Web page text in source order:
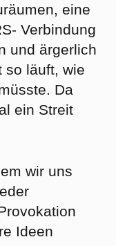
eine
Verbindung
und ärgerlich
so läuft, wie
Da
ein Streit
wir uns
Ideen